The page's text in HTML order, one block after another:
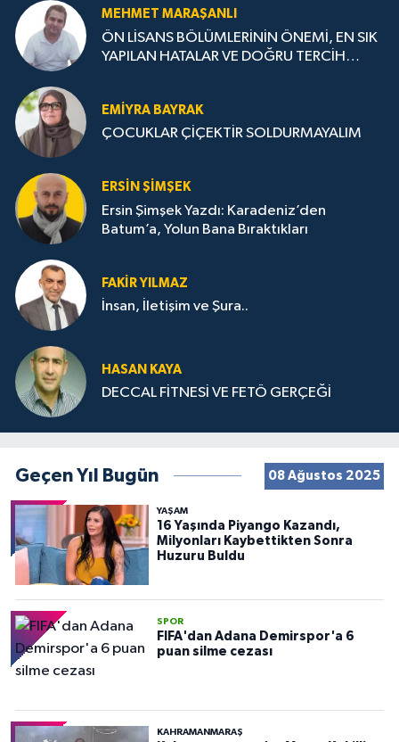
MEHMET MARAŞANLI
ÖN LİSANS BÖLÜMLERİNİN ÖNEMİ, EN SIK
YAPILAN HATALAR VE DOĞRU TERCİH
EMIYRA BAYRAK
ÇOCUKLAR ÇİÇEKTİR SOLDURMAYALIM
ERSIN ŞIMŞEK
Ersin Şimşek Yazdı: Karadeniz’den
Batum’a, Yolun Bana Bıraktıkları
FAKIR YILMAZ
İnsan, İletişim ve Şura..
HASAN KAYA
DECCAL FİTNESİ VE FETÖ GERÇEĞİ
Geçen Yıl Bugün 08 Ağustos 2025
YAŞAM
16 Yaşında Piyango Kazandı,
Milyonları Kaybettikten Sonra
Huzuru Buldu
SPOR
FIFA'dan Adana Demirspor'a 6
puan silme cezası
KAHRAMANMARAŞ